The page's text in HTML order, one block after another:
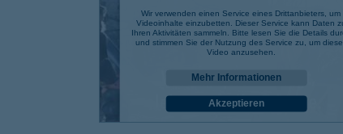
Wir verwenden einen Service eines Drittanbieters, um
Videoinhalte einzubetten. Dieser Service kann Daten
Ihren Aktivitäten sammeln. Bitte lesen Sie die Details
und stimmen Sie der Nutzung des Service zu, um
Video anzusehen.
Mehr Informationen
Akzeptieren
powered byUsercentrics Consent Management